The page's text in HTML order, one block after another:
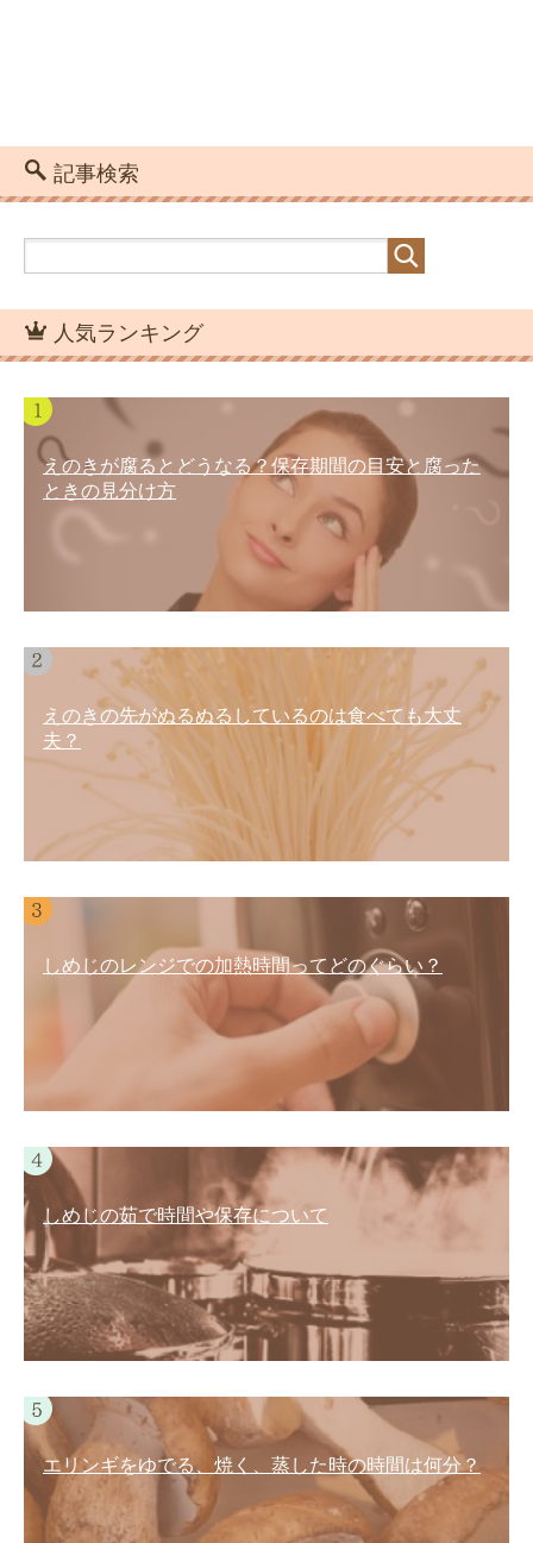
記事検索
人気ランキング
えのきが腐るとどうなる？保存期間の目安と腐った
ときの見分け方
えのきの先がぬるぬるしているのは食べても大丈
夫？
しめじのレンジでの加熱時間ってどのぐらい？
しめじの茹で時間や保存について
エリンギをゆでる、焼く、蒸した時の時間は何分？